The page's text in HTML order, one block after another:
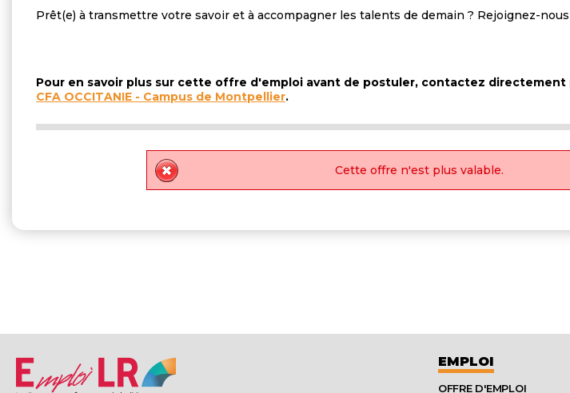
Prêt(e) à transmettre votre savoir et à accompagner les talents de demain ? Rejoignez-nous
Pour en savoir plus sur cette offre d'emploi avant de postuler, contactez
CFA OCCITANIE - Campus de Montpellier.
Cette offre n'est plus valable.
EMPLOI
OFFRE D'EMPLOI